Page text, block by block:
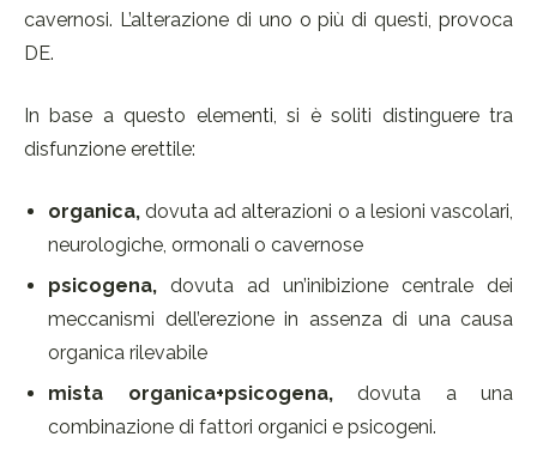
cavernosi. L’alterazione di uno o più di questi, provoca
DE.
In base a questo elementi, si è soliti distinguere tra
disfunzione erettile:
organica,dovuta ad alterazioni o a lesioni vascolari,
neurologiche, ormonali o cavernose
psicogena, dovuta ad un’inibizione centrale dei
meccanismi dell’erezione in assenza di una causa
organica rilevabile
mista organica+psicogena, dovuta a una
combinazione di fat­tori organici e psicogeni.